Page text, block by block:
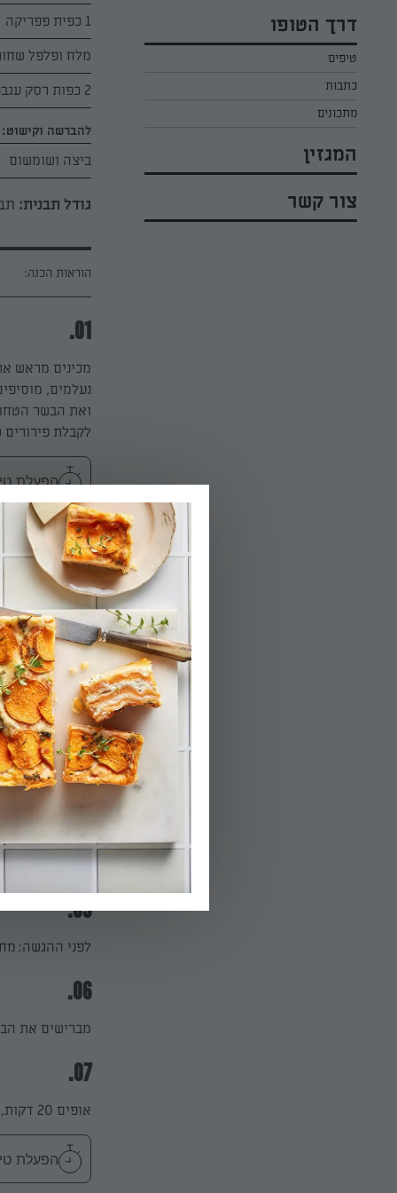
סלטים לפסח
עוגיות לפסח
קארין בנולול
מירי כהן
רובי מיכאל
דרך הטופו
טיפים
כתבות
מתכונים
המגזין
צור קשר
1 כפית פפריקה
מלח ופלפל
2 כפות רסק עגבניות
להברשה וקישוט:
ביצה ושומשום
גודל תבנית:
הוראות הכנה:
01.
מכינים מראש
לקבלת פירורים
הפעלת טיימר
02.
מרפדים תבנית
זמן, עורמים
הפעלת טיימר
03.
עוברים מסביב
04.
מניחים את
05.
לפני ההגשה:
06.
מברישים את
07.
אופים 20 דקות, מעלים ל-180 ואופים עוד 10 דקות או עד להזהבה. מצננים, חותכים ומגישים.
הפעלת טיימר